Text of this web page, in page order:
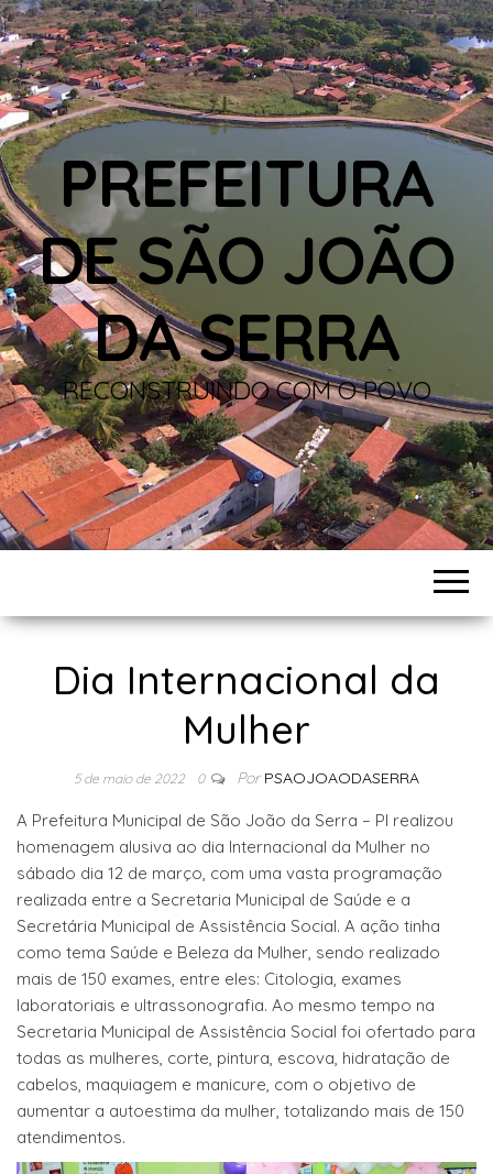
PREFEITURA
DE SÃO JOÃO
DA SERRA
RECONSTRUINDO COM O POVO
Dia Internacional da
Mulher
5 de maio de 2022 0 Por PSAOJOAODASERRA
A Prefeitura Municipal de São João da Serra – PI realizou
homenagem alusiva ao dia Internacional da Mulher no
sábado dia 12 de março, com uma vasta programação
realizada entre a Secretaria Municipal de Saúde e a
Secretária Municipal de Assistência Social. A ação tinha
como tema Saúde e Beleza da Mulher, sendo realizado
mais de 150 exames, entre eles: Citologia, exames
laboratoriais e ultrassonografia. Ao mesmo tempo na
Secretaria Municipal de Assistência Social foi ofertado para
todas as mulheres, corte, pintura, escova, hidratação de
cabelos, maquiagem e manicure, com o objetivo de
aumentar a autoestima da mulher, totalizando mais de 150
atendimentos.